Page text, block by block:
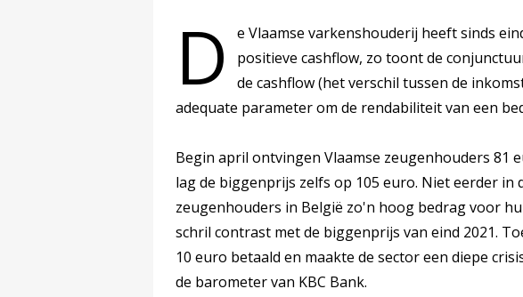
D
e Vlaamse varkenshouderij heeft sinds
positieve cashflow, zo toont de
de cashflow (het verschil tussen de
adequate parameter om de rendabiliteit van een
Begin april ontvingen Vlaamse zeugenhouders 81
lag de biggenprijs zelfs op 105 euro. Niet eerder in
zeugenhouders in België zo'n hoog bedrag voor
schril contrast met de biggenprijs van eind 2021.
10 euro betaald en maakte de sector een diepe
de barometer van KBC Bank.